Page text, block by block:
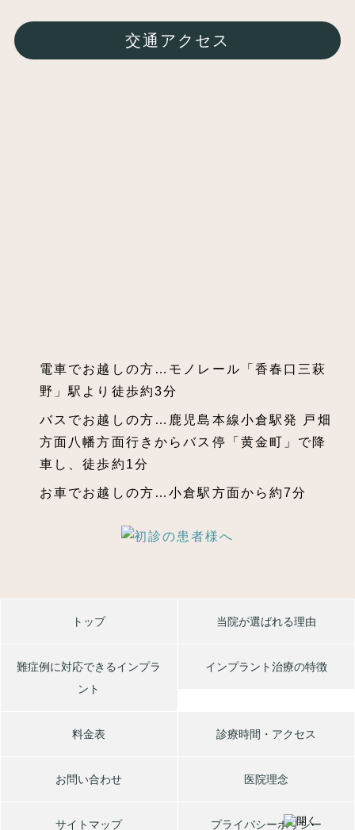
交通アクセス
電車でお越しの方…モノレール「香春口三萩
野」駅より徒歩約3分
バスでお越しの方…鹿児島本線小倉駅発 戸畑
方面八幡方面行きからバス停「黄金町」で降
車し、徒歩約1分
お車でお越しの方…小倉駅方面から約7分
トップ 当院が選ばれる理由
難症例に対応できるインプラ
ント
インプラント治療の特徴
料金表 診療時間・アクセス
お問い合わせ 医院理念
サイトマップ プライバシーポリシー